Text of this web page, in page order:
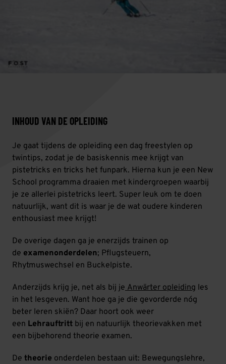
Fügen, Gerlos, Hippach, Kaltenbach,
INHOUD VAN DE OPLEIDING
Je gaat tijdens de opleiding een dag freestylen op
twintips, zodat je de basiskennis mee krijgt van
pistetricks en tricks het funpark. Hierna kun je een New
School programma draaien met kindergroepen waarbij
je ze allerlei pistetricks leert. Super leuk om te doen
natuurlijk, want dit is waar je de wat oudere kinderen
enthousiast mee krijgt!
De overige dagen ga je enerzijds trainen op
de examenonderdelen; Pflugsteuern,
Rhytmuswechsel en Buckelpiste.
Anderzijds krijg je, net als bij je Anwärter opleiding les
in het lesgeven. Want hoe ga je die gevorderde nóg
beter leren skiën? Daar hoort ook weer
een Lehrauftritt bij en natuurlijk theorievakken met
een bijbehorend theorie examen.
De theorie onderdelen bestaan uit: Bewegungslehre,